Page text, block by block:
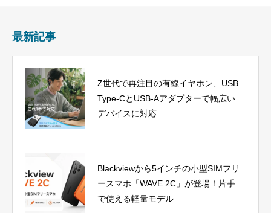
最新記事
Z世代で再注目の有線イヤホン、USB
Type-CとUSB-Aアダプターで幅広い
デバイスに対応
Blackviewから5インチの小型SIMフリ
ースマホ「WAVE 2C」が登場！片手
で使える軽量モデル